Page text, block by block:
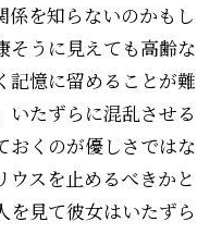
係を知らないのかもし
そうに見えても高齢な
記憶に留めることが難
いたずらに混乱させる
おくのが優しさではな
ウスを止めるべきかと
を見て彼女はいたずら